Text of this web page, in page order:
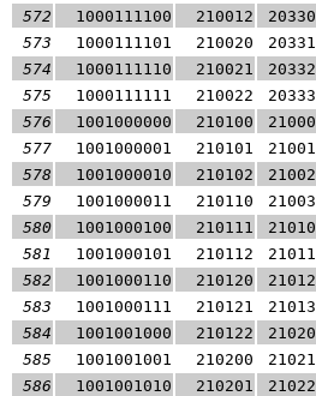
572
1000111100 210012 20330
573
1000111101 210020 20331
574
1000111110 210021 20332
575
1000111111 210022 20333
576
1001000000 210100 21000
577
1001000001 210101 21001
578
1001000010 210102 21002
579
1001000011 210110 21003
580
1001000100 210111 21010
581
1001000101 210112 21011
582
1001000110 210120 21012
583
1001000111 210121 21013
584
1001001000 210122 21020
585
1001001001 210200 21021
586
1001001010 210201 21022